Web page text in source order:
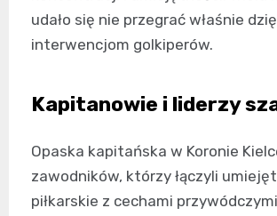
udało się nie przegrać właśnie
interwencjom golkiperów.
Kapitanowie i liderzy
Opaska kapitańska w Koronie
zawodników, którzy łączyli
piłkarskie z cechami